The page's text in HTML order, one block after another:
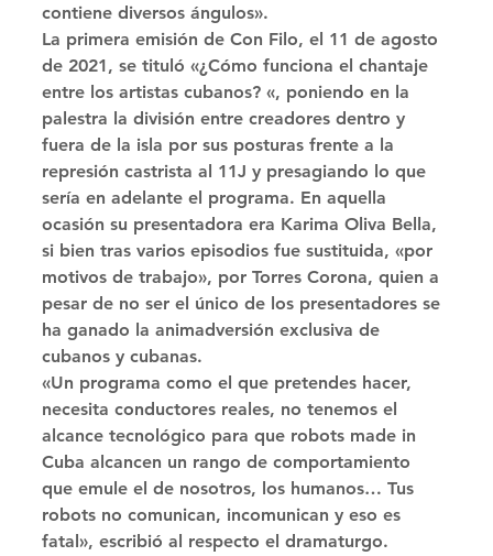
contiene diversos ángulos».
La primera emisión de Con Filo, el 11 de agosto
de 2021, se tituló «¿Cómo funciona el chantaje
entre los artistas cubanos? «, poniendo en la
palestra la división entre creadores dentro y
fuera de la isla por sus posturas frente a la
represión castrista al 11J y presagiando lo que
sería en adelante el programa. En aquella
ocasión su presentadora era Karima Oliva Bella,
si bien tras varios episodios fue sustituida, «por
motivos de trabajo», por Torres Corona, quien a
pesar de no ser el único de los presentadores se
ha ganado la animadversión exclusiva de
cubanos y cubanas.
«Un programa como el que pretendes hacer,
necesita conductores reales, no tenemos el
alcance tecnológico para que robots made in
Cuba alcancen un rango de comportamiento
que emule el de nosotros, los humanos… Tus
robots no comunican, incomunican y eso es
fatal», escribió al respecto el dramaturgo.